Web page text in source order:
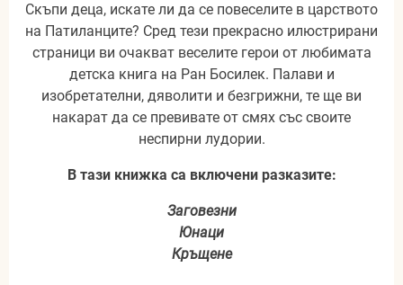
Скъпи деца, искате ли да се повеселите в царството
на Патиланците? Сред тези прекрасно илюстрирани
страници ви очакват веселите герои от любимата
детска книга на Ран Босилек. Палави и
изобретателни, дяволити и безгрижни, те ще ви
накарат да се превивате от смях със своите
неспирни лудории.
В тази книжка са включени разказите:
Заговезни
Юнаци
Кръщене